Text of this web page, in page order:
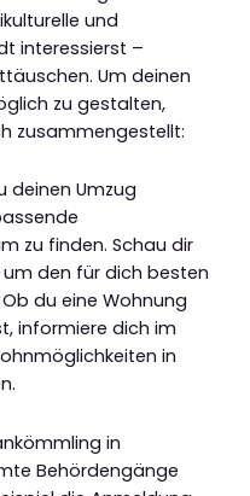
und
interessierst –
Um deinen
zu gestalten,
zusammengestellt:
deinen Umzug
zu finden. Schau dir
den für dich besten
du eine Wohnung
informiere dich im
in
in
Behördengänge